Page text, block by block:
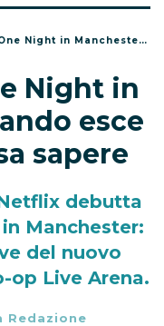
quando esce su Netflix e cosa sapere
Night in
esce
sapere
debutta
Manchester:
del nuovo
op Live Arena.
Redazione